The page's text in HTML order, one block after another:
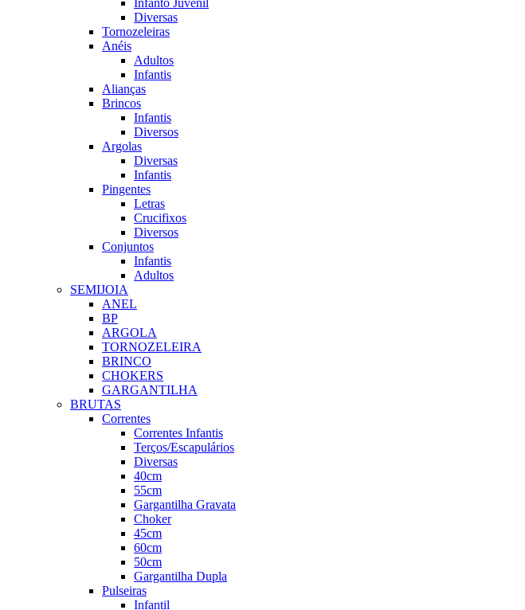
Infanto Juvenil
Diversas
Tornozeleiras
Anéis
Adultos
Infantis
Alianças
Brincos
Infantis
Diversos
Argolas
Diversas
Infantis
Pingentes
Letras
Crucifixos
Diversos
Conjuntos
Infantis
Adultos
SEMIJOIA
ANEL
BP
ARGOLA
TORNOZELEIRA
BRINCO
CHOKERS
GARGANTILHA
BRUTAS
Correntes
Correntes Infantis
Terços/Escapulários
Diversas
40cm
55cm
Gargantilha Gravata
Choker
45cm
60cm
50cm
Gargantilha Dupla
Pulseiras
Infantil